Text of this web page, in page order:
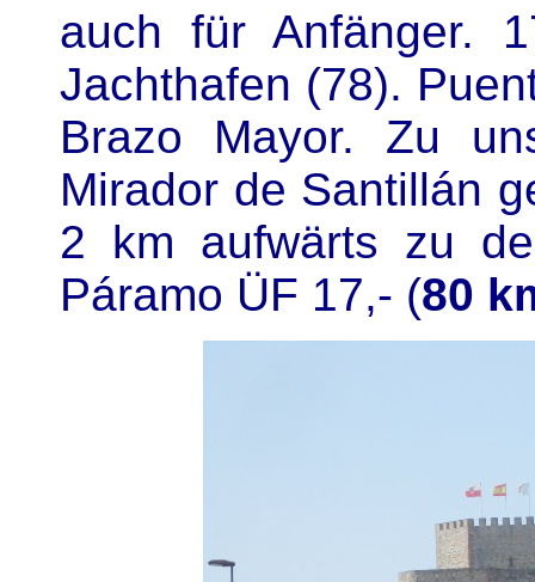
auch für Anfänger.
Jachthafen (78).
Brazo Mayor. Zu
Mirador de Santillán
2 km aufwärts zu
Páramo ÜF 17,- (80